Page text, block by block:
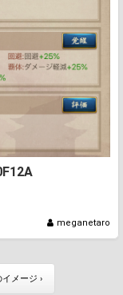
meganetaro
メージ ›